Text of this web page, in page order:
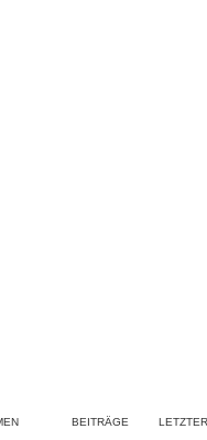
BEITRÄGE